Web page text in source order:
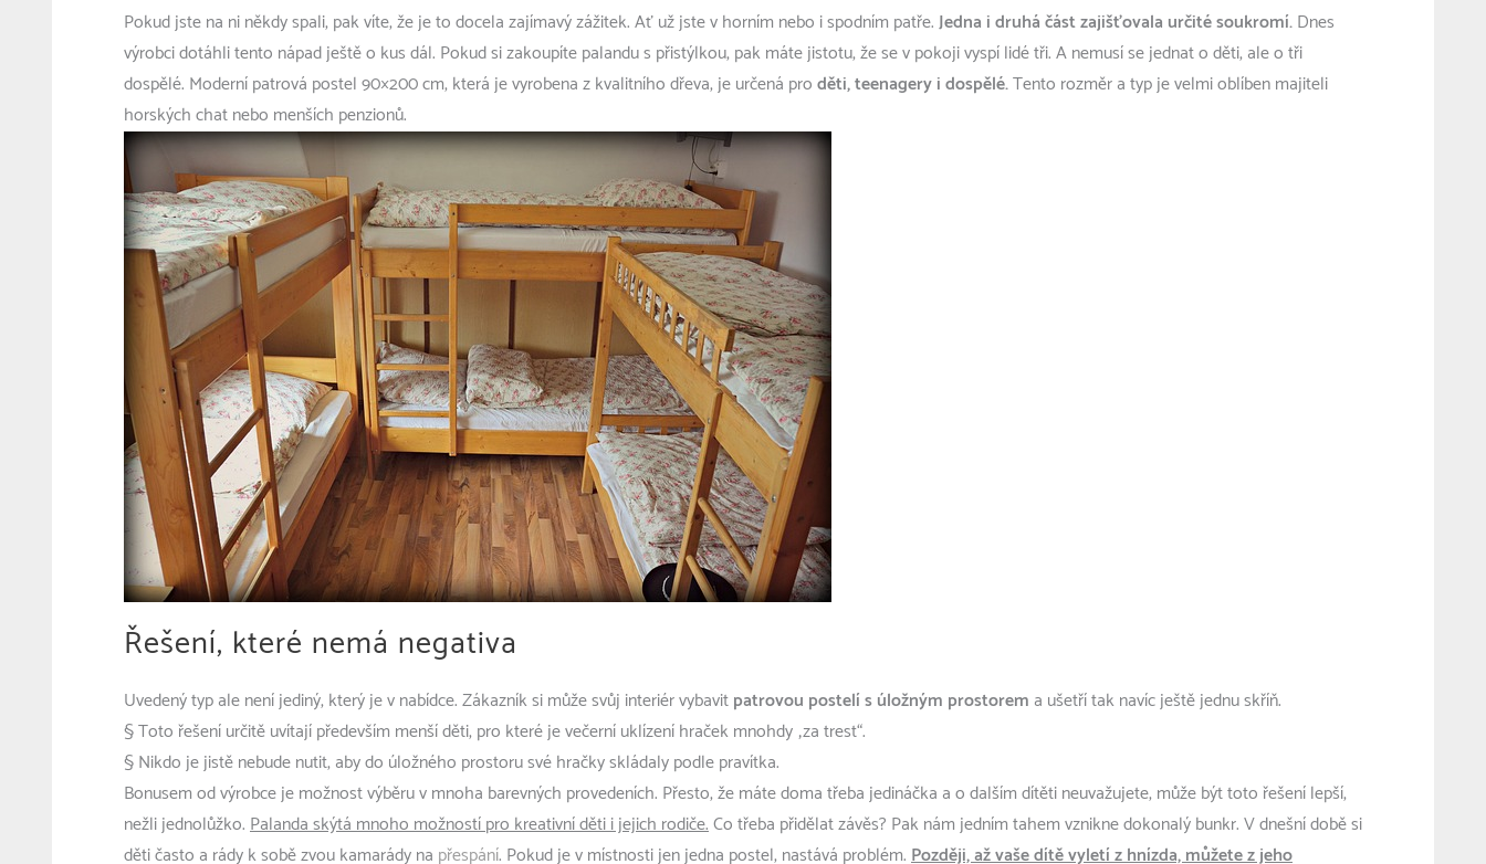
Pokud jste na ni někdy spali, pak víte, že je to docela zajímavý zážitek. Ať už jste v horním nebo i spodním patře.Jedna i druhá část zajišťovala určité soukromí.Dnes
výrobci dotáhli tento nápad ještě o kus dál. Pokud si zakoupíte palandu s přistýlkou, pak máte jistotu, že se v pokoji vyspí lidé tři. A nemusí se jednat o děti, ale o tři
dospělé. Modernípatrová postel 90×200 cm, která je vyrobena z kvalitního dřeva, je určená proděti, teenagery i dospělé.Tento rozměr a typ je velmi oblíben majiteli
horských chat nebo menších penzionů.
Řešení, které nemá negativa
Uvedený typ ale není jediný, který je v nabídce. Zákazník si může svůj interiér vybavitpatrovou postelí s úložným prostorem a ušetří tak navíc ještě jednu skříň.
§ Toto řešení určitě uvítají především menší děti, pro které je večerní uklízení hraček mnohdy „za trest“.
§ Nikdo je jistě nebude nutit, aby do úložného prostoru své hračky skládaly podle pravítka.
Bonusem od výrobce je možnost výběru v mnoha barevných provedeních. Přesto, že máte doma třeba jedináčka a o dalším dítěti neuvažujete, může být toto řešení lepší,
nežli jednolůžko.Palanda skýtá mnoho možností pro kreativní děti i jejich rodiče.Co třeba přidělat závěs? Pak nám jedním tahem vznikne dokonalý bunkr. V dnešní době si
děti často a rády k sobě zvou kamarády na přespání. Pokud je v místnosti jen jedna postel, nastává problém.Později, až vaše dítě vyletí z hnízda, můžete z jeho